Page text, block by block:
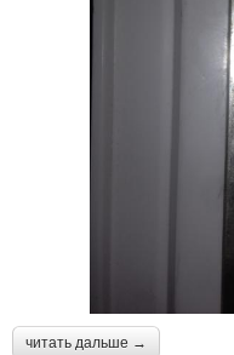
читать дальше →